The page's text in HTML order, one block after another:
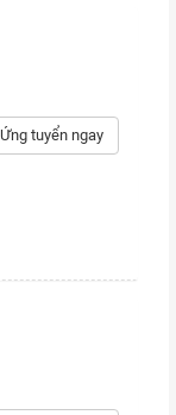
Ứng tuyển ngay